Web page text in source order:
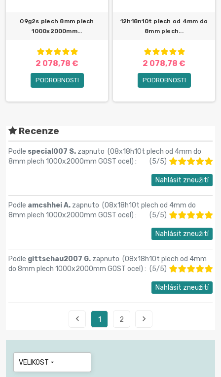
09g2s plech 8mm plech
1000x2000mm...
2 078,78 €
PODROBNOSTI
12h18n10t plech od 4mm do
8mm plech...
2 078,78 €
PODROBNOSTI
Recenze
Podle special007 S. zapnuto (08x18h10t plech od 4mm do
8mm plech 1000x2000mm GOST ocel ) : (5/5)
Nahlásit zneužití
Podle amcshhei A. zapnuto (08x18h10t plech od 4mm do
8mm plech 1000x2000mm GOST ocel ) : (5/5)
Nahlásit zneužití
Podle gittschau2007 G. zapnuto (08x18h10t plech od 4mm
do 8mm plech 1000x2000mm GOST ocel ) : (5/5)
Nahlásit zneužití
 1 2 
VELIKOST 